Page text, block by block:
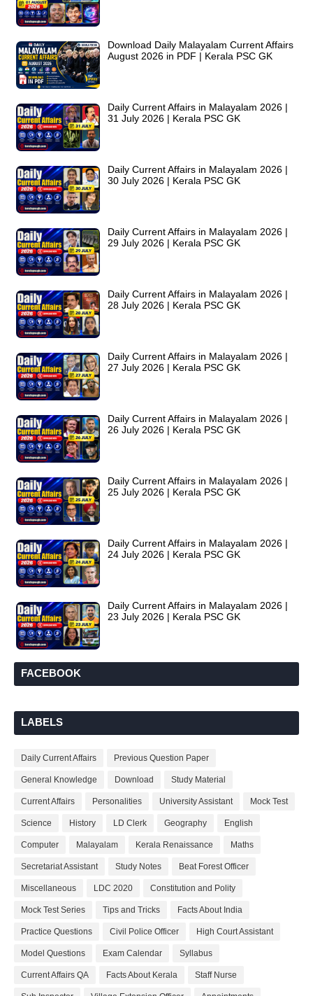
Download Daily Malayalam Current Affairs
August 2026 in PDF | Kerala PSC GK
Daily Current Affairs in Malayalam 2026 |
31 July 2026 | Kerala PSC GK
Daily Current Affairs in Malayalam 2026 |
30 July 2026 | Kerala PSC GK
Daily Current Affairs in Malayalam 2026 |
29 July 2026 | Kerala PSC GK
Daily Current Affairs in Malayalam 2026 |
28 July 2026 | Kerala PSC GK
Daily Current Affairs in Malayalam 2026 |
27 July 2026 | Kerala PSC GK
Daily Current Affairs in Malayalam 2026 |
26 July 2026 | Kerala PSC GK
Daily Current Affairs in Malayalam 2026 |
25 July 2026 | Kerala PSC GK
Daily Current Affairs in Malayalam 2026 |
24 July 2026 | Kerala PSC GK
Daily Current Affairs in Malayalam 2026 |
23 July 2026 | Kerala PSC GK
FACEBOOK
LABELS
Daily Current Affairs Previous Question Paper
General Knowledge Download Study Material
Current Affairs Personalities University Assistant Mock Test
Science History LD Clerk Geography English
Computer Malayalam Kerala Renaissance Maths
Secretariat Assistant Study Notes Beat Forest Officer
Miscellaneous LDC 2020 Constitution and Polity
Mock Test Series Tips and Tricks Facts About India
Practice Questions Civil Police Officer High Court Assistant
Model Questions Exam Calendar Syllabus
Current Affairs QA Facts About Kerala Staff Nurse